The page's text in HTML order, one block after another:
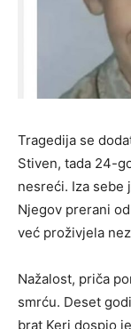
Tragedija se
Stiven, tada 24-
nesreći. Iza sebe
Njegov prerani
već proživjela
Nažalost, priča
smrću. Deset
brat Keri dospio